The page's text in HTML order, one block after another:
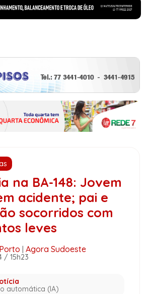
na BA-148: Jovem
acidente; pai e
socorridos com
leves
Agora Sudoeste
/ 15h23
automática (IA)